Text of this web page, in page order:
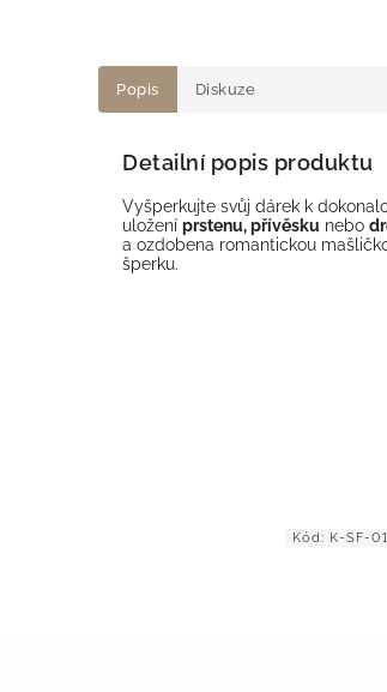
Popis Diskuze
Detailní popis produktu
Vyšperkujte svůj dárek k
uložení prstenu, přívěsku nebo
a ozdobena romantickou
šperku.
Kód: K-SF-